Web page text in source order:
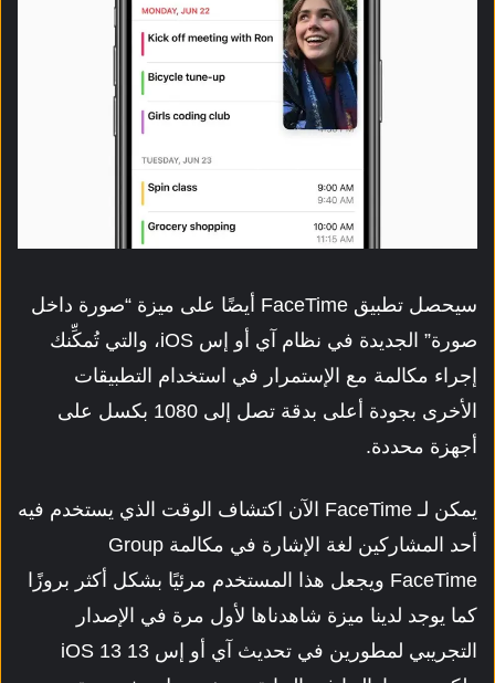
سيحصل تطبيق FaceTime أيضًا على ميزة “صورة داخل
صورة” الجديدة في نظام آي أو إس iOS، والتي تُمكِّنك
إجراء مكالمة مع الإستمرار في استخدام التطبيقات
الأخرى بجودة أعلى بدقة تصل إلى 1080 بكسل على
أجهزة محددة.
يمكن لـ FaceTime الآن اكتشاف الوقت الذي يستخدم فيه
أحد المشاركين لغة الإشارة في مكالمة Group
FaceTime ويجعل هذا المستخدم مرئيًا بشكل أكثر بروزًا
كما يوجد لدينا ميزة شاهدناها لأول مرة في الإصدار
التجريبي لمطورين في تحديث آي أو إس 13 iOS 13